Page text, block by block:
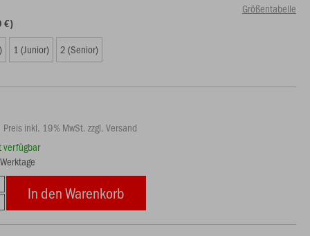
Größentabelle
€)
1 (Junior) 2 (Senior)
Preis inkl. 19% MwSt. zzgl. Versand
verfügbar
In den Warenkorb